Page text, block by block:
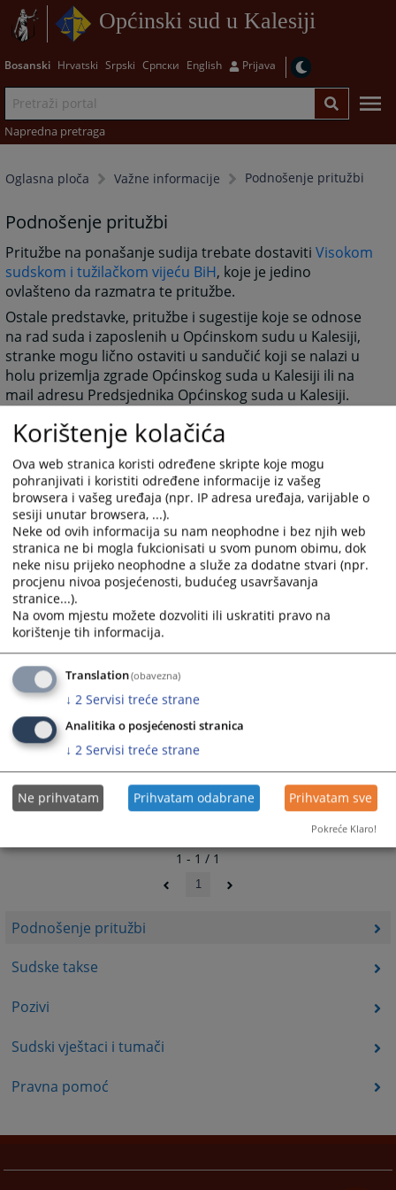
Općinski sud u Kalesiji
Bosanski Hrvatski Srpski Српски English Prijava
Napredna pretraga
Oglasna ploča Važne informacije Podnošenje pritužbi
Podnošenje pritužbi
Sudske takse
Pozivi
Sudski vještaci i tumači
Pravna pomoć
Podnošenje pritužbi
Pritužbe na ponašanje sudija trebate dostavitiVisokom
sudskom i tužilačkom vijeću BiH, koje je jedino
ovlašteno da razmatra te pritužbe.
Ostale predstavke, pritužbe i sugestije koje se odnose
na rad suda i zaposlenih u Općinskom sudu u Kalesiji,
stranke mogu lično ostaviti u sandučić koji se nalazi u
holu prizemlja zgrade Općinskog suda u Kalesiji ili na
mail adresu Predsjednika Općinskog suda u Kalesiji.
4093PREGLEDA
1 - 1 / 1
1
Korištenje kolačića
Ova web stranica koristi određene skripte koje mogu
pohranjivati i koristiti određene informacije iz vašeg
browsera i vašeg uređaja (npr. IP adresa uređaja, varijable o
sesiji unutar browsera, ...).
Neke od ovih informacija su nam neophodne i bez njih web
stranica ne bi mogla fukcionisati u svom punom obimu, dok
neke nisu prijeko neophodne a služe za dodatne stvari (npr.
procjenu nivoa posjećenosti, budućeg usavršavanja
stranice...).
Na ovom mjestu možete dozvoliti ili uskratiti pravo na
korištenje tih informacija.
Translation(obavezna)
↓ 2 Servisi treće strane
Analitika o posjećenosti stranica
↓ 2 Servisi treće strane
Ne prihvatam Prihvatam odabrane Prihvatam sve
Pokreće Klaro!